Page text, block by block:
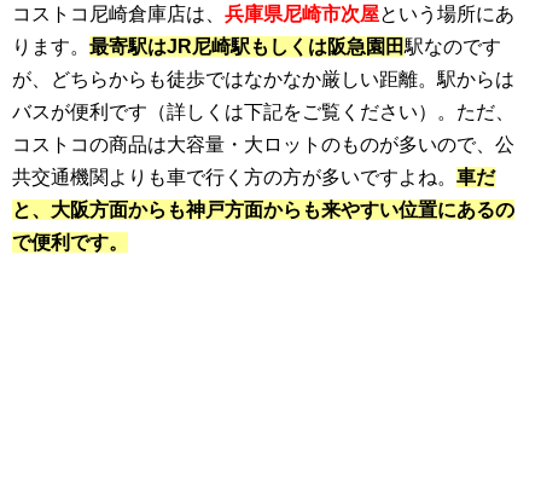
コストコ尼崎倉庫店は、 兵庫県尼崎市次屋という場所にあ
ります。 最寄駅はJR尼崎駅もしくは阪急園田駅なのです
が、どちらからも徒歩ではなかなか厳しい距離。駅からは
バスが便利です（詳しくは下記をご覧ください）。ただ、
コストコの商品は大容量・大ロットのものが多いので、公
共交通機関よりも車で行く方の方が多いですよね。 車だ
と、大阪方面からも神戸方面からも来やすい位置にあるの
で便利です。